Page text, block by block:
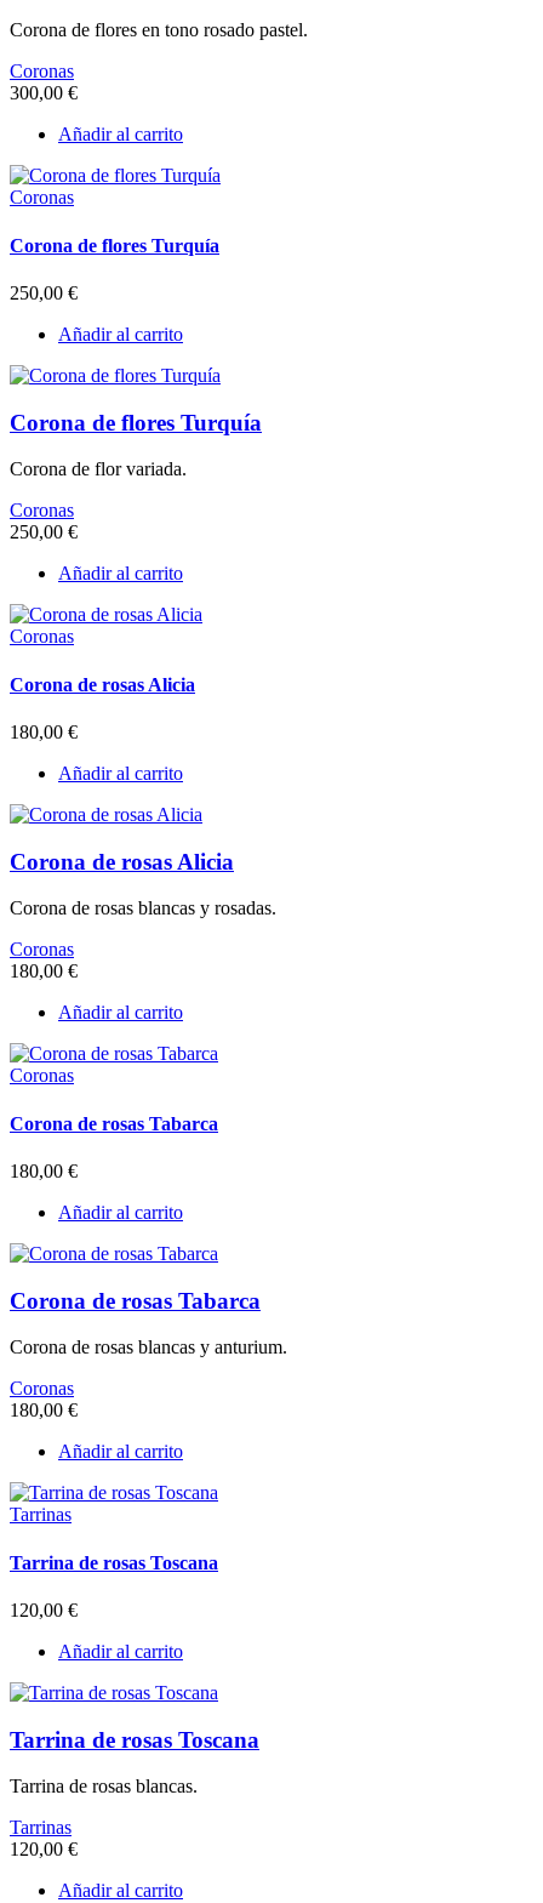
Corona de flores en tono rosado pastel.
Coronas
300,00 €
Añadir al carrito
Coronas
Corona de flores Turquía
250,00 €
Añadir al carrito
Corona de flores Turquía
Corona de flor variada.
Coronas
250,00 €
Añadir al carrito
Coronas
Corona de rosas Alicia
180,00 €
Añadir al carrito
Corona de rosas Alicia
Corona de rosas blancas y rosadas.
Coronas
180,00 €
Añadir al carrito
Coronas
Corona de rosas Tabarca
180,00 €
Añadir al carrito
Corona de rosas Tabarca
Corona de rosas blancas y anturium.
Coronas
180,00 €
Añadir al carrito
Tarrinas
Tarrina de rosas Toscana
120,00 €
Añadir al carrito
Tarrina de rosas Toscana
Tarrina de rosas blancas.
Tarrinas
120,00 €
Añadir al carrito